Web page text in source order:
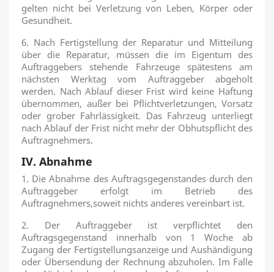
gelten nicht bei Verletzung von Leben, Körper oder
Gesundheit.
6. Nach Fertigstellung der Reparatur und Mitteilung
über die Reparatur, müssen die im Eigentum des
Auftraggebers stehende Fahrzeuge spätestens am
nächsten Werktag vom Auftraggeber abgeholt
werden. Nach Ablauf dieser Frist wird keine Haftung
übernommen, außer bei Pflichtverletzungen, Vorsatz
oder grober Fahrlässigkeit. Das Fahrzeug unterliegt
nach Ablauf der Frist nicht mehr der Obhutspflicht des
Auftragnehmers.
IV. Abnahme
1. Die Abnahme des Auftragsgegenstandes durch den
Auftraggeber erfolgt im Betrieb des
Auftragnehmers,soweit nichts anderes vereinbart ist.
2. Der Auftraggeber ist verpflichtet den
Auftragsgegenstand innerhalb von 1 Woche ab
Zugang der Fertigstellungsanzeige und Aushändigung
oder Übersendung der Rechnung abzuholen. Im Falle